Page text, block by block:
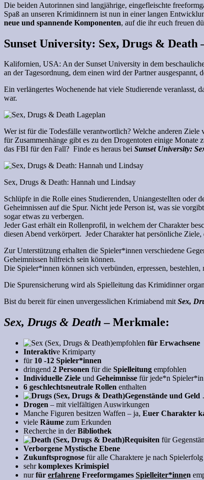
Die beiden Autorinnen sind langjährige, eingefleischte
Spaß an unseren Krimidinnern ist nun in einer langen
neue und spannende Komponenten, auf die ihr euch freuen
Sunset University: Sex, Drugs &
Kalifornien, USA: An der Sunset University in dem
an der Tagesordnung, dem einen wird der Partner
Ein verlängertes Wochenende hat viele Studierende
war.
Wer ist für die Todesfälle verantwortlich? Welche anderen Ziele
für Zusammenhänge gibt es zu den Drogentoten einige Monate
das FBI für den Fall? Finde es heraus bei Sunset University:
Sex, Drugs & Death: Hannah und Lindsay
Schlüpfe in die Rolle eines Studierenden, Uniangestellten oder
Geheimnissen auf die Spur. Nicht jede Person ist, was sie
sogar etwas zu verbergen.
Jeder Gast erhält ein Rollenprofil, in welchem der Charakter
diesen Abend verkörpert. Jeder Charakter hat persönliche
Zur Unterstützung erhalten die Spieler*innen verschiedene
Geheimnissen hilfreich sein können.
Die Spieler*innen können sich verbünden, erpressen,
Die Spurensicherung wird als Spielleitung das Krimidinner
Bist du bereit für einen unvergesslichen Krimiabend mitSex,
Sex, Drugs & Death– Merkmale:
empfohlen für Erwachsene
Interaktive Krimiparty
für 10 -12 Spieler*innen
dringend 2 Personen für die Spielleitung empfohlen
Individuelle Ziele und Geheimnisse für jede*n Spieler*in
6 geschlechtsneutrale Rollen enthalten
Gegenstände und Geld
Drogen – mit vielfältigen Auswirkungen
Manche Figuren besitzen Waffen – ja, Euer Charakter
viele Räume zum Erkunden
Recherche in derBibliothek
Requisiten für
Verborgene Mystische Ebene
Zukunftsprognose für alle Charaktere je nach Spielerfolg
sehrkomplexes Krimispiel
nurfür erfahrene Freeformgames Spielleiter*innen